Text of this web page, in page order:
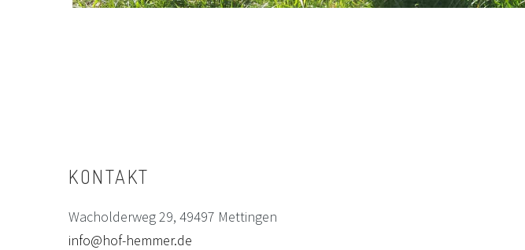
KONTAKT
Wacholderweg 29, 49497 Mettingen
info@hof-hemmer.de